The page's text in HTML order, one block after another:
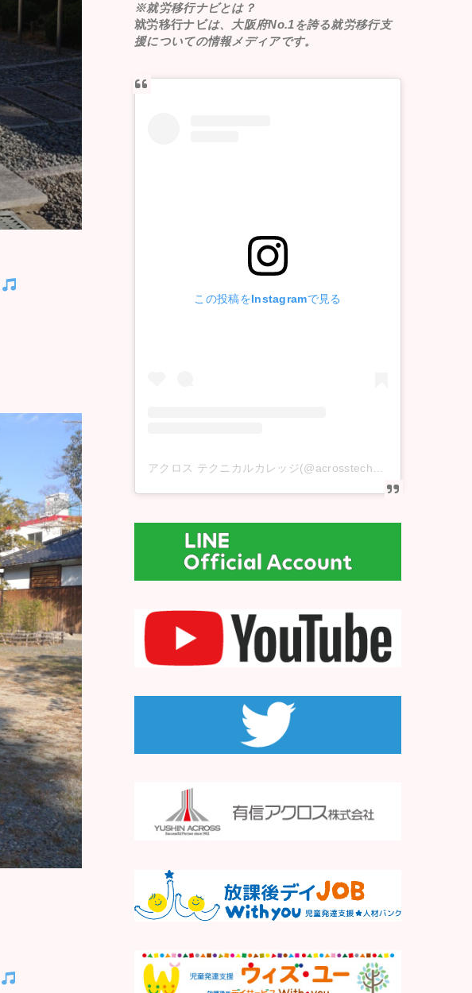
※就労移行ナビとは？
就労移行ナビは、大阪府No.1を誇る就労移行支
援についての情報メディアです。
この投稿をInstagramで見る
アクロス テクニカルカレッジ(@acrosstechnicalcollege)がシェアした投稿